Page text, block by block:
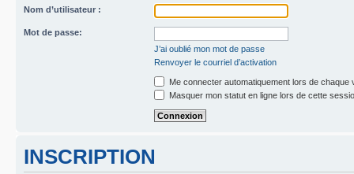
Nom d’utilisateur :
Mot de passe:
J’ai oublié mon mot de passe
Renvoyer le courriel d’activation
Me connecter automatiquement lors de chaque
Masquer mon statut en ligne lors de cette
INSCRIPTION